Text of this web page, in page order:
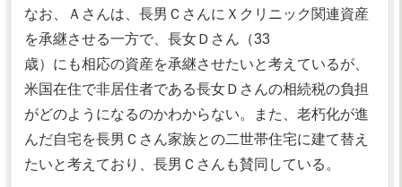
なお、Ａさんは、長男ＣさんにＸクリニック関連資産
を承継させる一方で、長女Ｄさん（33
歳）にも相応の資産を承継させたいと考えているが、
米国在住で非居住者である長女Ｄさんの相続税の負担
がどのようになるのかわからない。また、老朽化が進
んだ自宅を長男Ｃさん家族との二世帯住宅に建て替え
たいと考えており、長男Ｃさんも賛同している。